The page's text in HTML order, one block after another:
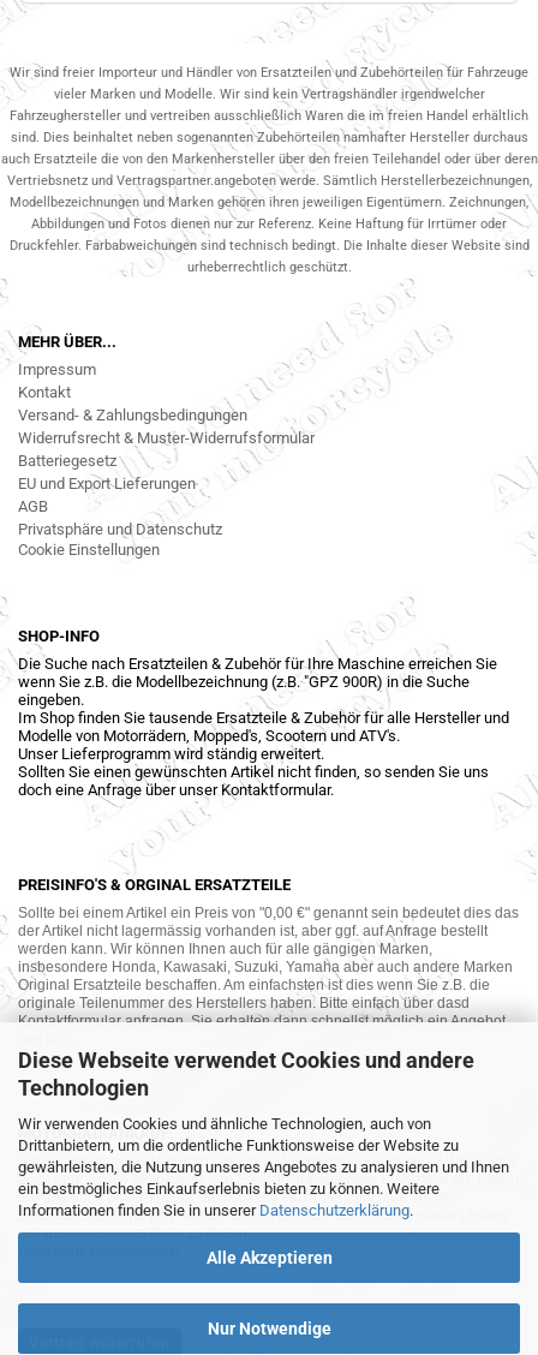
Diese Webseite verwendet Cookies und andere
Technologien
Wir verwenden Cookies und ähnliche Technologien, auch von
Drittanbietern, um die ordentliche Funktionsweise der Website zu
gewährleisten, die Nutzung unseres Angebotes zu analysieren und Ihnen
ein bestmögliches Einkaufserlebnis bieten zu können. Weitere
Informationen finden Sie in unserer Datenschutzerklärung.
Alle Akzeptieren
Nur Notwendige
Wir sind freier Importeur und Händler von Ersatzteilen und Zubehörteilen für Fahrzeuge
vieler Marken und Modelle. Wir sind kein Vertragshändler irgendwelcher
Fahrzeughersteller und vertreiben ausschließlich Waren die im freien Handel erhältlich
sind. Dies beinhaltet neben sogenannten Zubehörteilen namhafter Hersteller durchaus
auch Ersatzteile die von den Markenhersteller über den freien Teilehandel oder über deren
Vertriebsnetz und Vertragspartner.angeboten werde. Sämtlich Herstellerbezeichnungen,
Modellbezeichnungen und Marken gehören ihren jeweiligen Eigentümern. Zeichnungen,
Abbildungen und Fotos dienen nur zur Referenz. Keine Haftung für Irrtümer oder
Druckfehler. Farbabweichungen sind technisch bedingt. Die Inhalte dieser Website sind
urheberrechtlich geschützt.
MEHR ÜBER...
Impressum
Kontakt
Versand- & Zahlungsbedingungen
Widerrufsrecht & Muster-Widerrufsformular
Batteriegesetz
EU und Export Lieferungen
AGB
Privatsphäre und Datenschutz
Cookie Einstellungen
SHOP-INFO
Die Suche nach Ersatzteilen & Zubehör für Ihre Maschine erreichen Sie
wenn Sie z.B. die Modellbezeichnung (z.B. "GPZ 900R) in die Suche
eingeben.
Im Shop finden Sie tausende Ersatzteile & Zubehör für alle Hersteller und
Modelle von Motorrädern, Mopped's, Scootern und ATV's.
Unser Lieferprogramm wird ständig erweitert.
Sollten Sie einen gewünschten Artikel nicht finden, so senden Sie uns
doch eine Anfrage über unser Kontaktformular.
PREISINFO'S & ORGINAL ERSATZTEILE
Sollte bei einem Artikel ein Preis von "0,00 €" genannt sein bedeutet dies das
der Artikel nicht lagermässig vorhanden ist, aber ggf. auf Anfrage bestellt
werden kann. Wir können Ihnen auch für alle gängigen Marken,
insbesondere Honda, Kawasaki, Suzuki, Yamaha aber auch andere Marken
Original Ersatzteile beschaffen. Am einfachsten ist dies wenn Sie z.B. die
originale Teilenummer des Herstellers haben. Bitte einfach über dasd
Kontaktformular anfragen. Sie erhalten dann schnellst möglich ein Angebot
MOTORRAD-ANKAUF
Sie möchte Ihr altes Motorrad oder Ihre Motorradteile verkaufen ? Wir kaufen
auch gebrauchte Motorräder und Ersatzteilträger sowie Ersatzteile an. Bieten
Sie uns doch unverbindlich das was Sie verkaufen möchten an. Wir
bemühen uns dann eine sowohl für Sie als auch für uns akzeptable Lösung
mit angemessenem Preis zu finden.